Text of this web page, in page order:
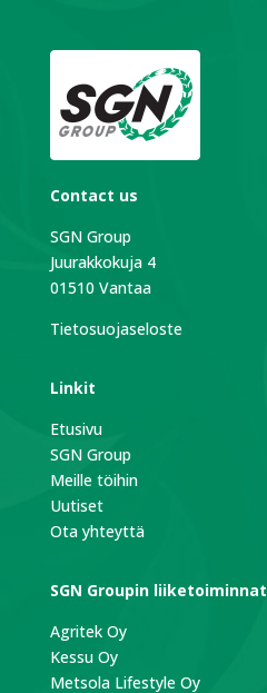
Contact us
SGN Group
Juurakkokuja 4
01510 Vantaa
Tietosuojaseloste
Linkit
Etusivu
SGN Group
Meille töihin
Uutiset
Ota yhteyttä
SGN Groupin liiketoiminnat
Agritek Oy
Kessu Oy
Metsola Lifestyle Oy